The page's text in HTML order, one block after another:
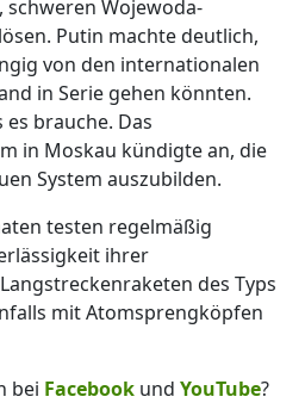
schweren Wojewoda-
Putin machte deutlich,
von den internationalen
in Serie gehen könnten.
es brauche. Das
in Moskau kündigte an, die
System auszubilden.
testen regelmäßig
ihrer
des Typs
mit Atomsprengköpfen
bei Facebook und YouTube?